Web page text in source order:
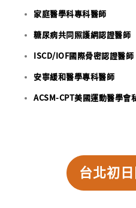
家庭醫學科專科醫師
糖尿病共同照護網認證醫師
ISCD/IOF國際骨密認證醫師
安寧緩和醫學專科醫師
ACSM-CPT美國運動醫學會
台北初